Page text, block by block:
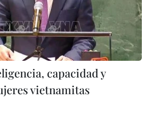
capacidad y
vietnamitas